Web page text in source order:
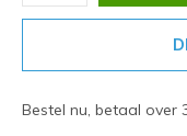
Bestel nu, betaal over